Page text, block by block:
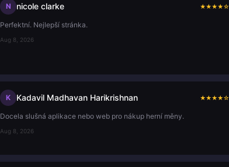
N nicole clarke ★★★★☆
Perfektní. Nejlepší stránka.
Aug 8, 2026
K Kadavil Madhavan Harikrishnan ★★★★☆
Docela slušná aplikace nebo web pro nákup herní měny.
Aug 8, 2026